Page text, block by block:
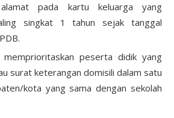
alamat pada kartu keluarga yang
singkat 1 tahun sejak tanggal
memprioritaskan peserta didik yang
surat keterangan domisili dalam satu
kota yang sama dengan sekolah